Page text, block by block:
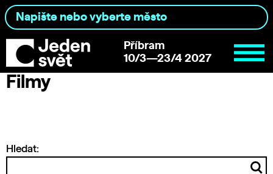
Příbram
10/3—23/4 2027
Filmy
Hledat: